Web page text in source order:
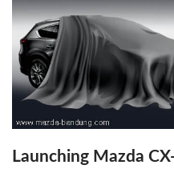
Launching Mazda